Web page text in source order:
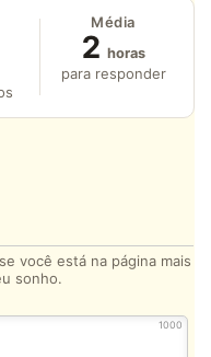
Média
2 horas
para responder
você está na página mais
sonho.
1000